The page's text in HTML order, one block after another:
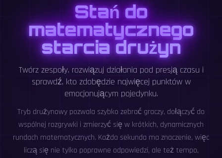
Stań do
matematycznego
starcia drużyn
Twórz zespoły, rozwiązuj działania pod presją czasu i
sprawdź, kto zdobędzie najwięcej punktów w
emocjonującym pojedynku.
Tryb drużynowy pozwala szybko zebrać graczy, dołączyć do
wspólnej rozgrywki i zmierzyć się w krótkich, dynamicznych
rundach matematycznych. Każda sekunda ma znaczenie, więc
liczą się nie tylko poprawne odpowiedzi, ale też tempo,